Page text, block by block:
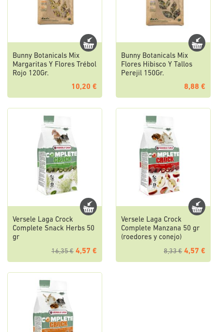
Bunny Botanicals Mix
Margaritas Y Flores Trébol
Rojo 120Gr.
10,20 €
Bunny Botanicals Mix
Flores Hibisco Y Tallos
Perejil 150Gr.
8,88 €
Versele Laga Crock
Complete Snack Herbs 50
gr
16,35 € 4,57 €
Versele Laga Crock
Complete Manzana 50 gr
(roedores y conejo)
8,33 € 4,57 €